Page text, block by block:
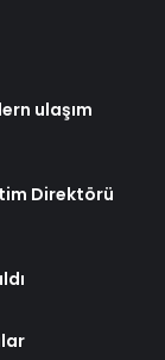
ulaşım
Direktörü